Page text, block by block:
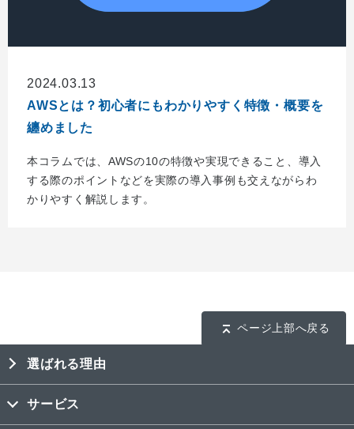
2024.03.13
AWSとは？初心者にもわかりやすく特徴・概要を
纏めました
本コラムでは、AWSの10の特徴や実現できること、導入
する際のポイントなどを実際の導入事例も交えながらわ
かりやすく解説します。
ページ上部へ戻る
選ばれる理由
サービス